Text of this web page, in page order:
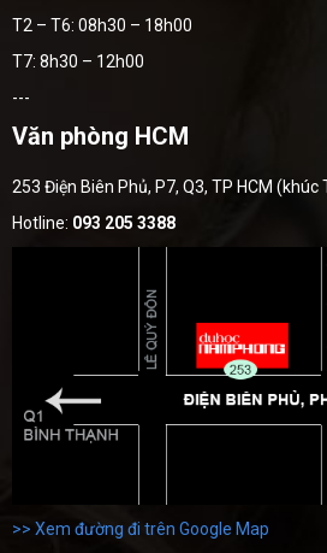
T2 – T6: 08h30 – 18h00
T7: 8h30 – 12h00
---
Văn phòng HCM
253 Điện Biên Phủ, P7, Q3, TP HCM (khúc
Hotline: 093 205 3388
>> Xem đường đi trên Google Map